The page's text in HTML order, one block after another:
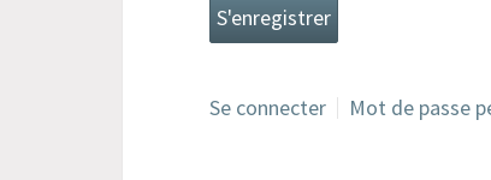
Se connecter Mot de passe